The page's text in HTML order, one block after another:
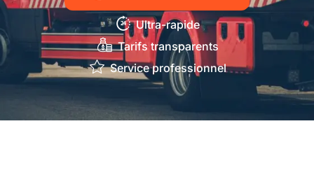
Ultra-rapide
Tarifs transparents
Service professionnel